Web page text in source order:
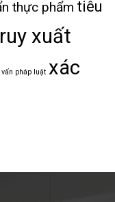
thực phẩm tiêu
xuất
pháp luật xác